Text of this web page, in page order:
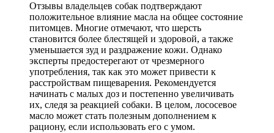
Отзывы владельцев собак подтверждают
положительное влияние масла на общее состояние
питомцев. Многие отмечают, что шерсть
становится более блестящей и здоровой, а также
уменьшается зуд и раздражение кожи. Однако
эксперты предостерегают от чрезмерного
употребления, так как это может привести к
расстройствам пищеварения. Рекомендуется
начинать с малых доз и постепенно увеличивать
их, следя за реакцией собаки. В целом, лососевое
масло может стать полезным дополнением к
рациону, если использовать его с умом.